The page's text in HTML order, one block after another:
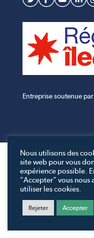
Entreprise soutenue
Nous utilisons des
site web pour vous
expérience possible.
"Accepter" vous nous
utiliser les cookies.
Rejeter Accepter